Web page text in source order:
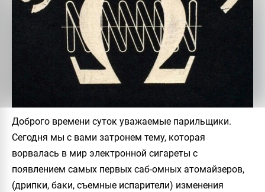
Доброго времени суток уважаемые парильщики.
Сегодня мы с вами затронем тему, которая
ворвалась в мир электронной сигареты с
появлением самых первых саб-омных атомайзеров,
(дрипки, баки, съемные испарители) изменения